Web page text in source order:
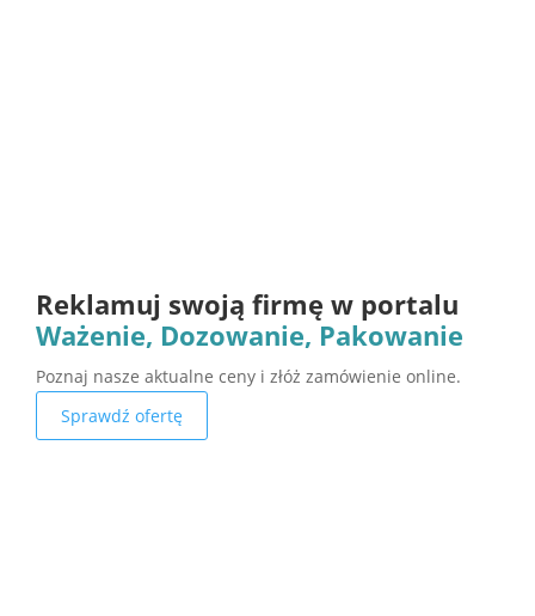
Reklamuj swoją firmę w portalu
Ważenie, Dozowanie, Pakowanie
Poznaj nasze aktualne ceny i złóż zamówienie online.
Sprawdź ofertę